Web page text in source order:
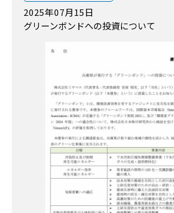
2025年07月15日
グリーンボンドへの投資について